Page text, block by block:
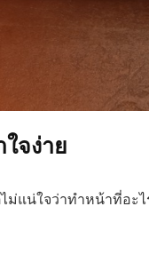
จง่าย
แน่ใจว่าทำหน้าที่อะ